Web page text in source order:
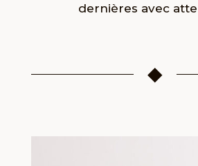
dernières avec
◆